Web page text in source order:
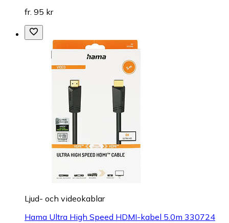
fr. 95 kr
Ljud- och videokablar
Hama Ultra High Speed HDMI-kabel 5.0m 330724